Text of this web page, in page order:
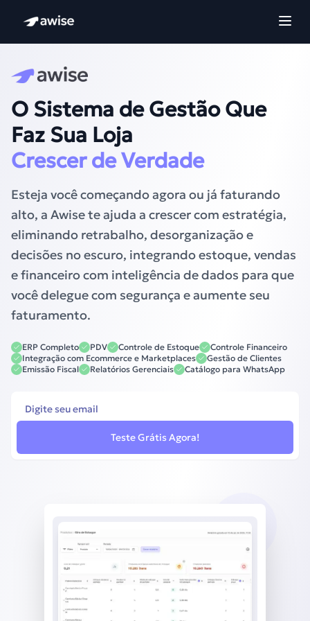
O Sistema de Gestão Que
Faz Sua Loja
Crescer de Verdade
Esteja você começando agora ou já faturando
alto, a Awise te ajuda a crescer com estratégia,
eliminando retrabalho, desorganização e
decisões no escuro, integrando estoque, vendas
e financeiro com inteligência de dados para que
você delegue com segurança e aumente seu
faturamento.
ERP Completo PDV Controle de Estoque
Controle Financeiro
Integração com Ecommerce e Marketplaces
Gestão de Clientes
Emissão Fiscal
Relatórios Gerenciais Catálogo para WhatsApp
Teste Grátis Agora!